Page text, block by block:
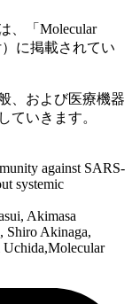
、「Molecular
に掲載されてい
、および医療機器
ていきます。
against SARS-
systemic
Akimasa
Shiro Akinaga,